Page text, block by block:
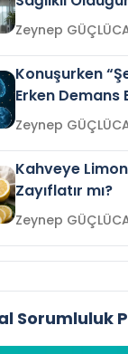
Gelir mi?Zeynep
Konuşurken
Erken Demans
mi?
Zeynep
Kahveye
Zayıflatır mı?
Zeynep
Sorumluluk